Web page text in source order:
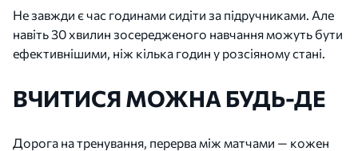
Не завжди є час годинами сидіти за підручниками. Але
навіть 30 хвилин зосередженого навчання можуть бути
ефективнішими, ніж кілька годин у розсіяному стані.
ВЧИТИСЯ МОЖНА БУДЬ-ДЕ
Дорога на тренування, перерва між матчами — кожен